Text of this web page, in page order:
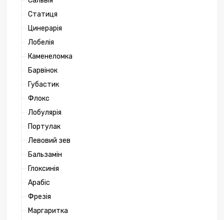
Статиця
Цинерарія
Лобелія
Каменеломка
Барвінок
Губастик
Флокс
Лобулярія
Портулак
Левовий зев
Бальзамін
Глоксинія
Арабіс
Фрезія
Маргаритка